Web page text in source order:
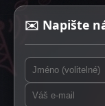
✉️ Napište